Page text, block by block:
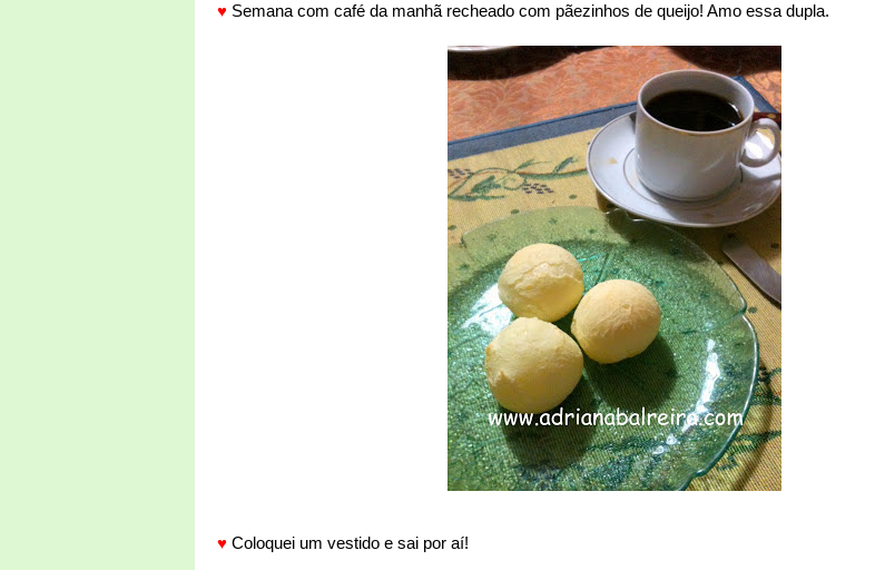
♥ Semana com café da manhã recheado com pãezinhos de queijo! Amo essa dupla.
♥ Coloquei um vestido e sai por aí!